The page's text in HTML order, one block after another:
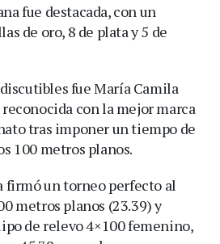
fue destacada, con un
de oro, 8 de plata y 5 de
fue María Camila
con la mejor marca
tras imponer un tiempo de
100 metros planos.
firmó un torneo perfecto al
metros planos (23.39) y
de relevo 4×100 femenino,